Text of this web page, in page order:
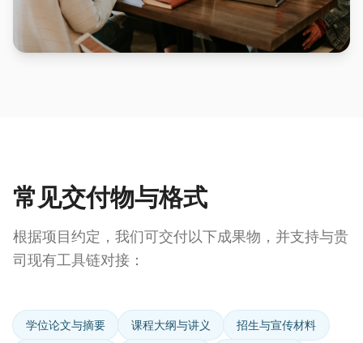
常见交付物与格式
根据项目约定，我们可交付以下成果物，并支持与贵
司现有工具链对接：
学位论文与摘要 课程大纲与讲义 招生与宣传材料